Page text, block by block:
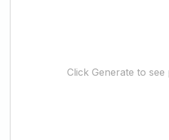
Click Generate to see